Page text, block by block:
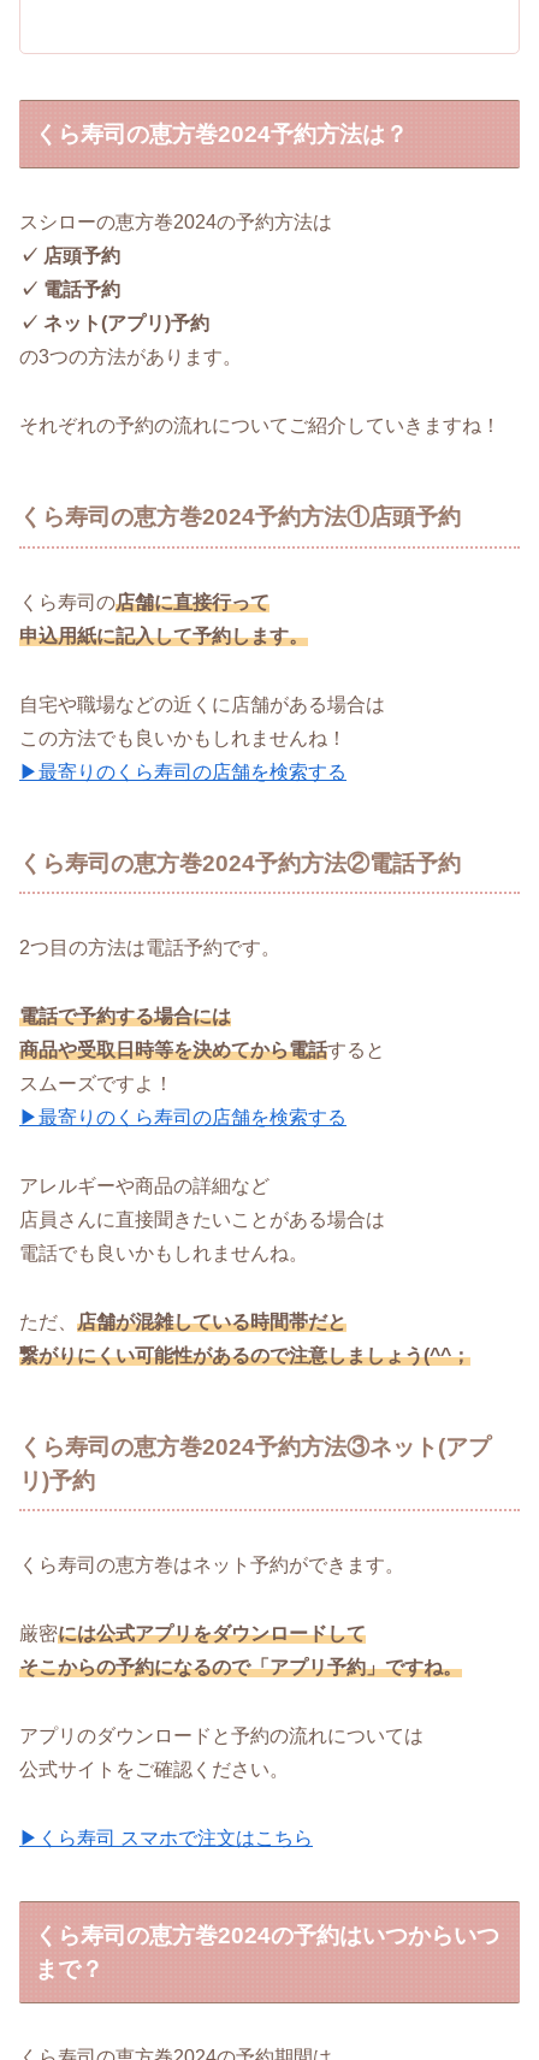
くら寿司の恵方巻2024予約方法は？
スシローの恵方巻2024の予約方法は
✓ 店頭予約
✓ 電話予約
✓ ネット(アプリ)予約
の3つの方法があります。
それぞれの予約の流れについてご紹介していきますね！
くら寿司の恵方巻2024予約方法①店頭予約
くら寿司の店舗に直接行って
申込用紙に記入して予約します。
自宅や職場などの近くに店舗がある場合は
この方法でも良いかもしれませんね！
▶最寄りのくら寿司の店舗を検索する
くら寿司の恵方巻2024予約方法②電話予約
2つ目の方法は電話予約です。
電話で予約する場合には
商品や受取日時等を決めてから電話すると
スムーズですよ！
▶最寄りのくら寿司の店舗を検索する
アレルギーや商品の詳細など
店員さんに直接聞きたいことがある場合は
電話でも良いかもしれませんね。
ただ、 店舗が混雑している時間帯だと
繋がりにくい可能性があるので注意しましょう(^^；
くら寿司の恵方巻2024予約方法③ネット(アプ
リ)予約
くら寿司の恵方巻はネット予約ができます。
厳密には公式アプリをダウンロードして
そこからの予約になるので「アプリ予約」ですね。
アプリのダウンロードと予約の流れについては
公式サイトをご確認ください。
▶くら寿司 スマホで注文はこちら
くら寿司の恵方巻2024の予約はいつからいつ
まで？